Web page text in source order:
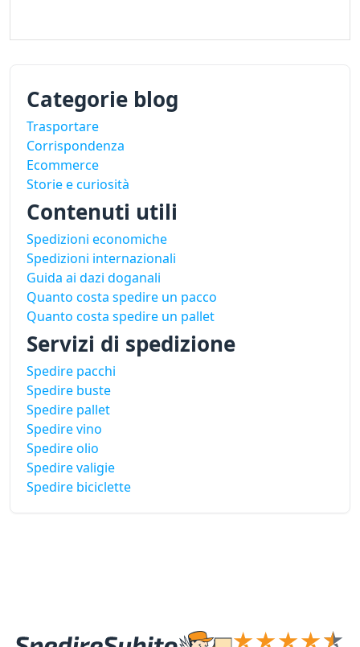
Categorie blog
Trasportare
Corrispondenza
Ecommerce
Storie e curiosità
Contenuti utili
Spedizioni economiche
Spedizioni internazionali
Guida ai dazi doganali
Quanto costa spedire un pacco
Quanto costa spedire un pallet
Servizi di spedizione
Spedire pacchi
Spedire buste
Spedire pallet
Spedire vino
Spedire olio
Spedire valigie
Spedire biciclette